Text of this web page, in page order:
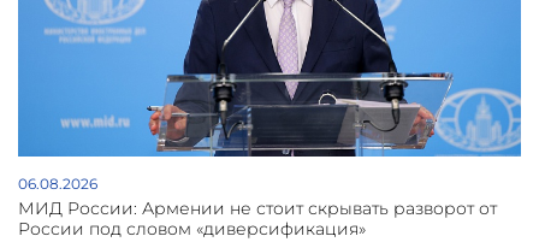
06.08.2026
МИД России: Армении не стоит скрывать разворот от
России под словом «диверсификация»